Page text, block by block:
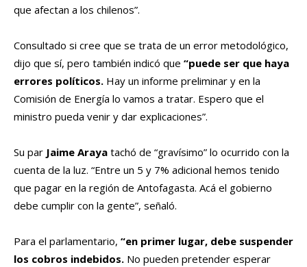
que afectan a los chilenos”.
Consultado si cree que se trata de un error metodológico,
dijo que sí, pero también indicó que “puede ser que haya
errores políticos. Hay un informe preliminar y en la
Comisión de Energía lo vamos a tratar. Espero que el
ministro pueda venir y dar explicaciones”.
Su par Jaime Araya tachó de “gravísimo” lo ocurrido con la
cuenta de la luz. “Entre un 5 y 7% adicional hemos tenido
que pagar en la región de Antofagasta. Acá el gobierno
debe cumplir con la gente”, señaló.
Para el parlamentario, “en primer lugar, debe suspender
los cobros indebidos. No pueden pretender esperar